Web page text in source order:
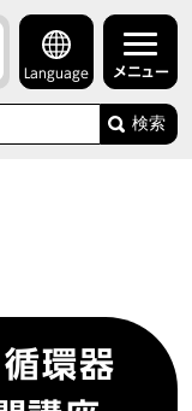
Language メニュー
検索
環器